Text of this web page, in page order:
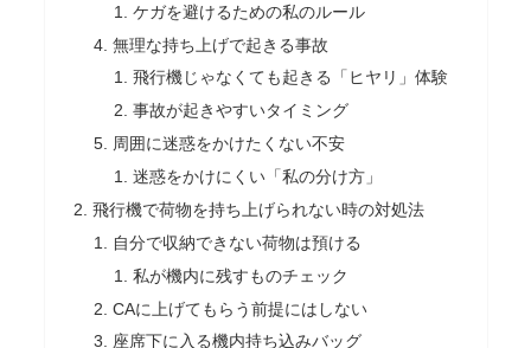
ケガを避けるための私のルール
無理な持ち上げで起きる事故
飛行機じゃなくても起きる「ヒヤリ」体験
事故が起きやすいタイミング
周囲に迷惑をかけたくない不安
迷惑をかけにくい「私の分け方」
飛行機で荷物を持ち上げられない時の対処法
自分で収納できない荷物は預ける
私が機内に残すものチェック
CAに上げてもらう前提にはしない
座席下に入る機内持ち込みバッグ